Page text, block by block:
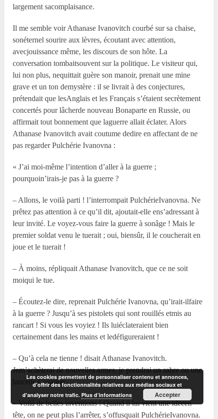
largement sacomplaisance.
Il me semble voir Athanase Ivanovitch courbé sur sa chaise,
sonéternel sourire aux lèvres, écoutant avec attention,
avecjouissance même, les discours de son hôte. La
conversation tombaitsouvent sur la politique. Le visiteur qui,
lui non plus, nequittait guère son manoir, prenait une mine
grave et un ton demystère : il se livrait à des conjectures,
prétendait que lesAnglais et les Français s’étaient secrètement
concertés pour lâcherde nouveau Bonaparte en Russie, ou
affirmait tout bonnement que laguerre allait éclater. Alors
Athanase Ivanovitch avait coutume dedire en affectant de ne
pas regarder Pulchérie Ivanovna :
« J’ai moi-même l’intention d’aller à la guerre ;
pourquoin’irais-je pas à la guerre ?
– Allons, le voilà parti ! l’interrompait PulchérieIvanovna. Ne
prêtez pas attention à ce qu’il dit, ajoutait-elle ens’adressant à
leur invité. Le voyez-vous faire la guerre à sonâge ! Mais le
premier soldat venu le tuerait ; oui, biensûr, il le coucherait en
joue et le tuerait !
– À moins, répliquait Athanase Ivanovitch, que ce ne soit
moiqui le tue.
– Écoutez-le dire, reprenait Pulchérie Ivanovna, qu’irait-ilfaire
à la guerre ? Jusqu’à ses pistolets qui sont rouillés etmis au
rancart ! Si vous les voyiez ! Ils luiéclateraient bien
certainement dans les mains et ledéfigureraient !
– Qu’à cela ne tienne ! disait Athanase Ivanovitch.
Jem’achèterai de nouvelles armes, je prendrai un sabre ou une
lancede Cosaque.
– Voilà de belles inventions ! Quand il lui vient une idéeen
tête, on ne peut plus l’arrêter, s’offusquait PulchérieIvanovna.
Les cookies permettent de personnaliser contenu et annonces,
d'offrir des fonctionnalités relatives aux médias sociaux et
d'analyser notre trafic.Plus d’informations Accepter